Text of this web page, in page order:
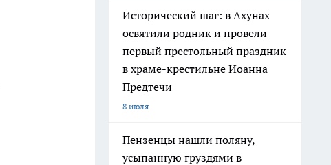
Исторический шаг: в Ахунах
освятили родник и провели
первый престольный праздник
в храме-крестильне Иоанна
Предтечи
8 июля
Пензенцы нашли поляну,
усыпанную груздями в